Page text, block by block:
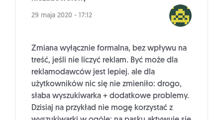
29 maja 2020 - 17:12
Zmiana wyłącznie formalna, bez wpływu na
treść, jeśli nie liczyć reklam. Być może dla
reklamodawców jest lepiej. ale dla
użytkowników nic się nie zmieniło: drogo,
słaba wyszukiwarka + dodatkowe problemy.
Dzisiaj na przykład nie mogę korzystać z